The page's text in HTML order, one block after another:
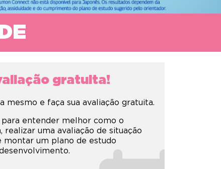
gratuita!
mesmo e faça sua avaliação gratuita.
entender melhor como o
realizar uma avaliação de situação
montar um plano de estudo